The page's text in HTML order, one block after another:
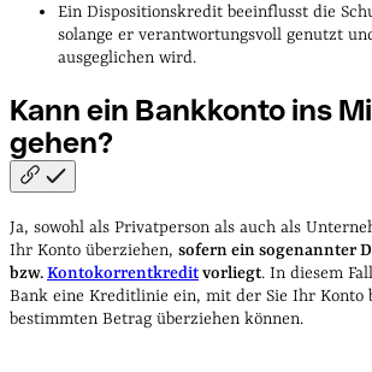
Ein Dispositionskredit beeinflusst die
solange er verantwortungsvoll genutzt
ausgeglichen wird.
Kann ein Bankkonto ins
gehen?
Ja, sowohl als Privatperson als auch als
Ihr Konto überziehen, sofern ein sogenannter
bzw.Kontokorrentkreditvorliegt. In diesem
Bank eine Kreditlinie ein, mit der Sie Ihr Konto
bestimmten Betrag überziehen können.